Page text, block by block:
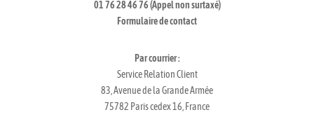
01 76 28 46 76 (Appel non surtaxé)
Formulaire de contact
Par courrier :
Service Relation Client
83, Avenue de la Grande Armée
75782 Paris cedex 16, France